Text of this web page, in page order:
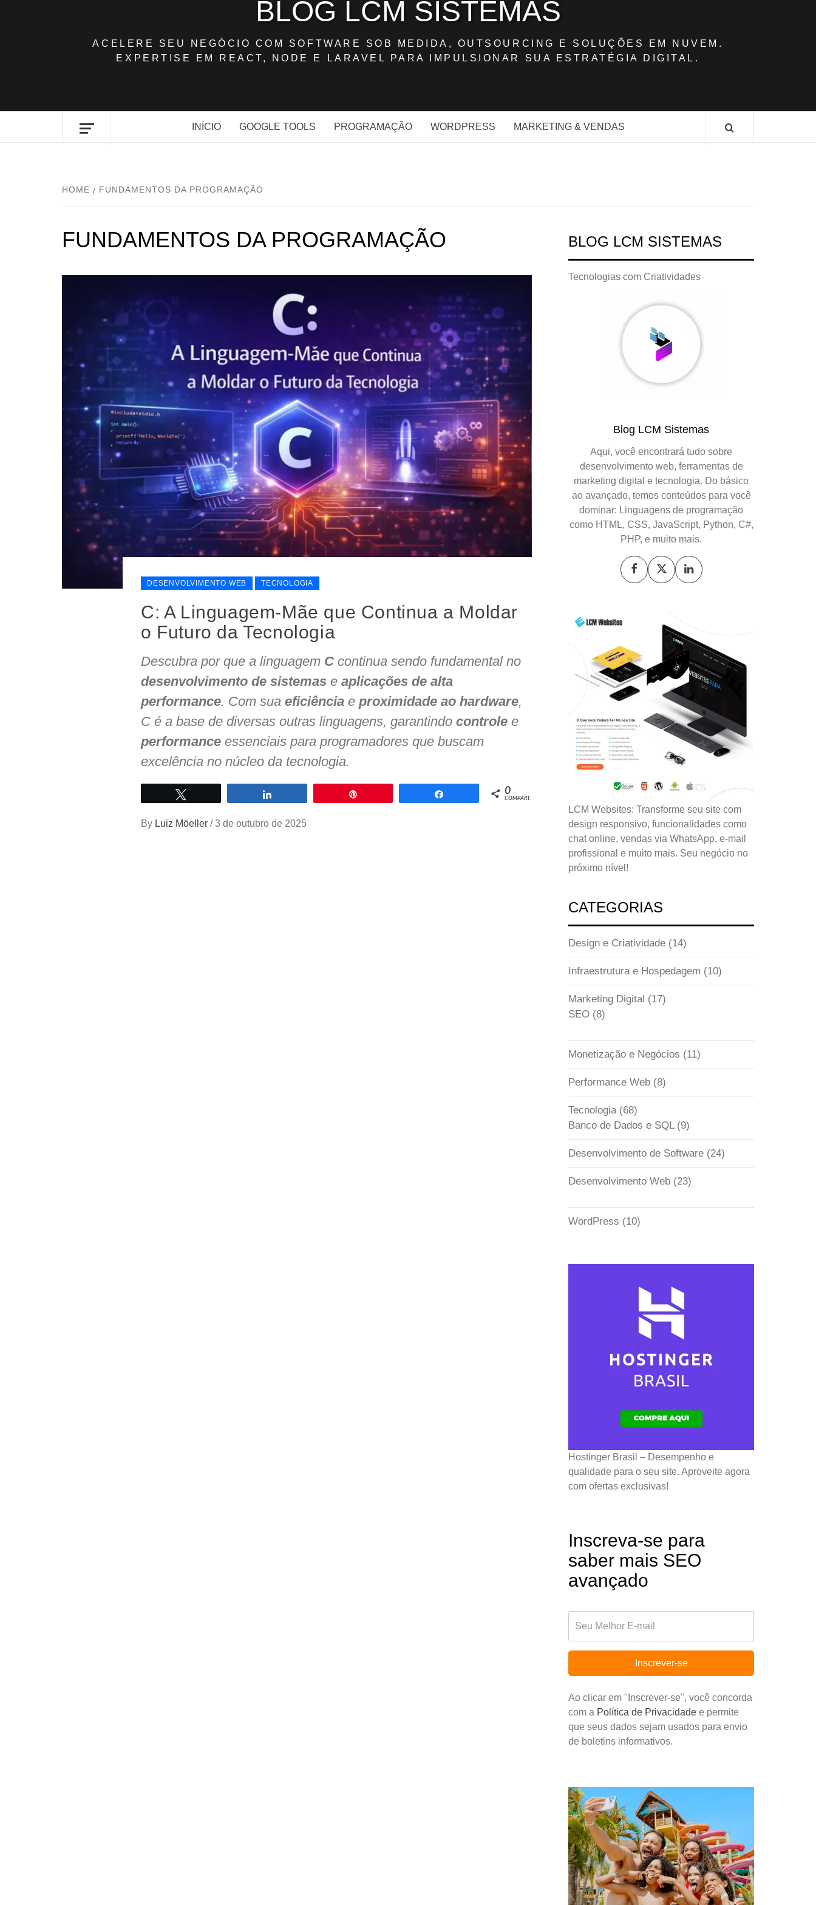
BLOG LCM SISTEMAS
ACELERE SEU NEGÓCIO COM SOFTWARE SOB MEDIDA, OUTSOURCING E SOLUÇÕES EM NUVEM.
EXPERTISE EM REACT, NODE E LARAVEL PARA IMPULSIONAR SUA ESTRATÉGIA DIGITAL.
INÍCIO GOOGLE TOOLS PROGRAMAÇÃO WORDPRESS MARKETING & VENDAS
HOME FUNDAMENTOS DA PROGRAMAÇÃO
FUNDAMENTOS DA PROGRAMAÇÃO
DESENVOLVIMENTO WEB TECNOLOGIA
C: A Linguagem-Mãe que Continua a Moldar
o Futuro da Tecnologia
Descubra por que a linguagem C continua sendo fundamental no
desenvolvimento de sistemas e aplicações de alta
performance. Com sua eficiência e proximidade ao hardware,
C é a base de diversas outras linguagens, garantindo controle e
performance essenciais para programadores que buscam
excelência no núcleo da tecnologia.
Compartilhar 0
COMPART.
By Luiz Möeller / 3 de outubro de 2025
BLOG LCM SISTEMAS
Tecnologias com Criatividades
Blog LCM Sistemas
Aqui, você encontrará tudo sobre
desenvolvimento web, ferramentas de
marketing digital e tecnologia. Do básico
ao avançado, temos conteúdos para você
dominar: Linguagens de programação
como HTML, CSS, JavaScript, Python, C#,
PHP, e muito mais.
LCM Websites: Transforme seu site com
design responsivo, funcionalidades como
chat online, vendas via WhatsApp, e-mail
profissional e muito mais. Seu negócio no
próximo nível!
CATEGORIAS
Design e Criatividade (14)
Infraestrutura e Hospedagem (10)
Marketing Digital (17)
SEO (8)
Monetização e Negócios (11)
Performance Web (8)
Tecnologia(68)
Banco de Dados e SQL(9)
Desenvolvimento de Software (24)
Desenvolvimento Web (23)
WordPress (10)
Hostinger Brasil – Desempenho e
qualidade para o seu site. Aproveite agora
com ofertas exclusivas!
Inscreva-se para
saber mais SEO
avançado
Inscrever-se
Ao clicar em "Inscrever-se", você concorda
com a Política de Privacidade e permite
que seus dados sejam usados para envio
de boletins informativos.